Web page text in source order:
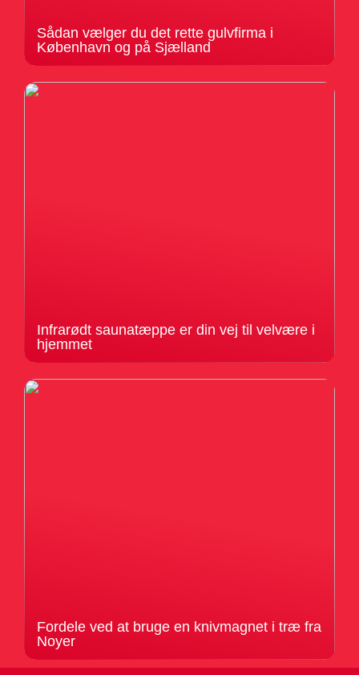
Sådan vælger du det rette gulvfirma i
København og på Sjælland
Infrarødt saunatæppe er din vej til velvære i
hjemmet
Fordele ved at bruge en knivmagnet i træ fra
Noyer